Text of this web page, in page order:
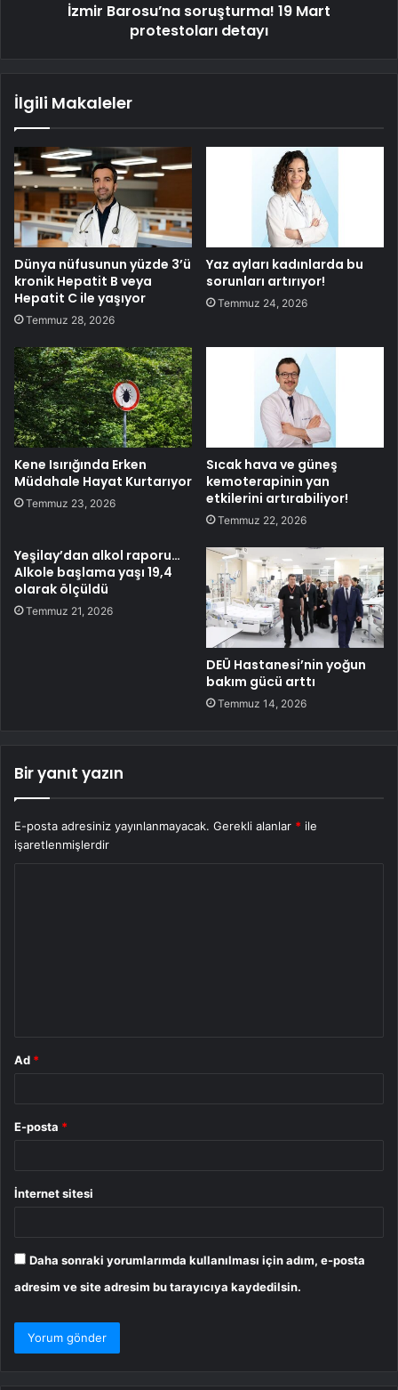
İzmir Barosu’na soruşturma! 19 Mart
protestoları detayı
İlgili Makaleler
Dünya nüfusunun yüzde 3’ü
kronik Hepatit B veya
Hepatit C ile yaşıyor
Temmuz 28, 2026
Yaz ayları kadınlarda bu
sorunları artırıyor!
Temmuz 24, 2026
Kene Isırığında Erken
Müdahale Hayat Kurtarıyor
Temmuz 23, 2026
Sıcak hava ve güneş
kemoterapinin yan
etkilerini artırabiliyor!
Temmuz 22, 2026
Yeşilay’dan alkol raporu…
Alkole başlama yaşı 19,4
olarak ölçüldü
Temmuz 21, 2026
DEÜ Hastanesi’nin yoğun
bakım gücü arttı
Temmuz 14, 2026
Bir yanıt yazın
E-posta adresiniz yayınlanmayacak. Gerekli alanlar * ile
işaretlenmişlerdir
Ad *
E-posta *
İnternet sitesi
Daha sonraki yorumlarımda kullanılması için adım, e-posta
adresim ve site adresim bu tarayıcıya kaydedilsin.